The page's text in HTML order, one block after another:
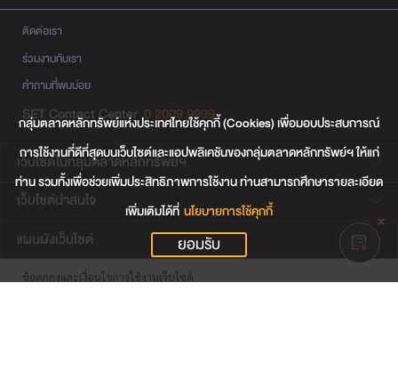
ติดต่อเรา
ร่วมงานกับเรา
คำถามที่พบบ่อย
SET Contact Center 0 2009 9999
เว็บไซต์ในกลุ่มตลาดหลักทรัพย์ฯ
เว็บไซต์น่าสนใจ
แผนผังเว็บไซต์
ข้อตกลงและเงื่อนไขการใช้งานเว็บไซต์
กลุ่มตลาดหลักทรัพย์แห่งประเทศไทยใช้คุกกี้ (Cookies) เพื่อมอบประสบการณ์
การใช้งานที่ดีที่สุดบนเว็บไซต์และแอปพลิเคชันของกลุ่มตลาดหลักทรัพย์ฯ ให้แก่
ท่าน รวมทั้งเพื่อช่วยเพิ่มประสิทธิภาพการใช้งาน ท่านสามารถศึกษารายละเอียด
เพิ่มเติมได้ที่ นโยบายการใช้คุกกี้
ยอมรับ